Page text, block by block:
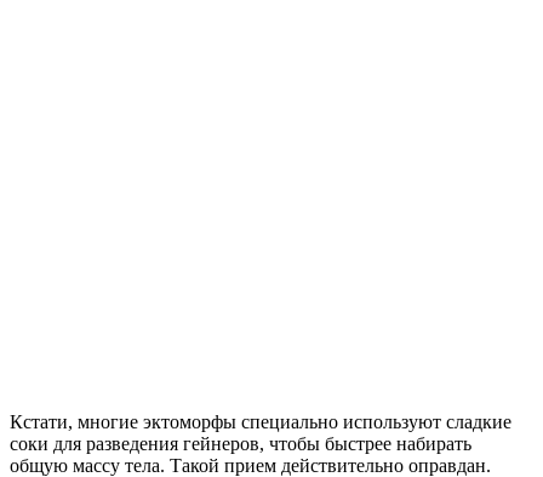
Кстати, многие эктоморфы специально используют сладкие
соки для разведения гейнеров, чтобы быстрее набирать
общую массу тела. Такой прием действительно оправдан.